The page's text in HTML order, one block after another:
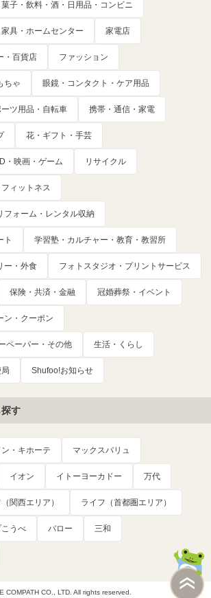
子・飲料・酒・日用品・コンビニ
家具・ホームセンター 家電店
・百貨店 ファッション
ちゃ 眼鏡・コンタクト・ケア用品
ーツ用品・自転車 携帯・通信・家電
花・ギフト・手芸
・映画・ゲーム リサイクル
ィットネス
フォーム・レンタル収納
ト 学習塾・カルチャー・教育・教習所
ー・外食 フォトスタジオ・プリントサービス
保険・共済・金融 冠婚葬祭・イベント
ン・クーポン
ペーパー・その他 生活・くらし
Shufoo!お知らせ
す
ン・キホーテ マックスバリュ
イオン イトーヨーカドー 万代
関西エリア） ライフ（首都圏エリア）
うべ バロー 三和
COMPATH CO., LTD. All rights reserved.